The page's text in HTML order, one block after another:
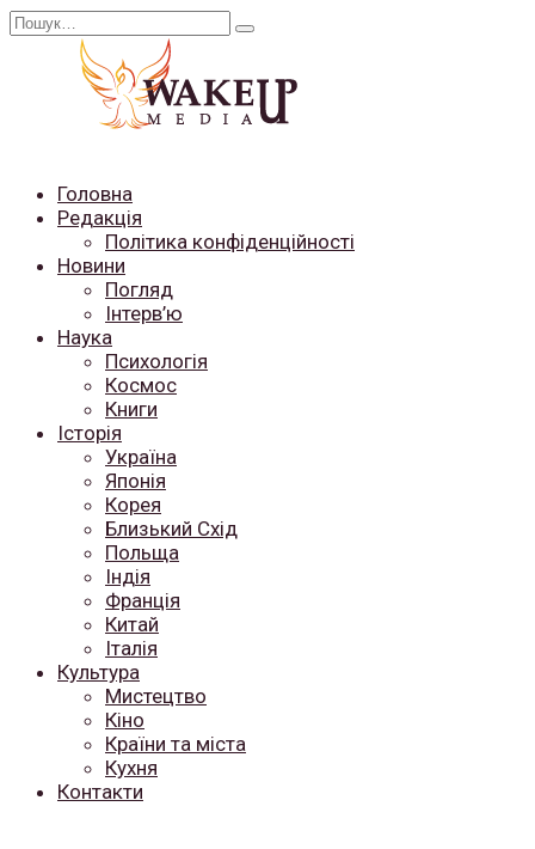
Перейти
Search
Головна
Редакція
Політика конфіденційності
Новини
Погляд
Інтерв’ю
Наука
Психологія
Космос
Книги
Історія
Україна
Японія
Корея
Близький Схід
Польща
Індія
Франція
Китай
Італія
Культура
Мистецтво
Кіно
Країни та міста
Кухня
Контакти